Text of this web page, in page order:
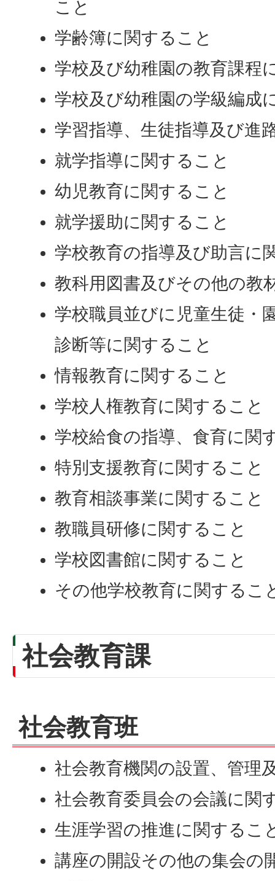
こと
学齢簿に関すること
学校及び幼稚園の教育課程
学校及び幼稚園の学級編成
学習指導、生徒指導及び進
就学指導に関すること
幼児教育に関すること
就学援助に関すること
学校教育の指導及び助言に
教科用図書及びその他の教
学校職員並びに児童生徒・
診断等に関すること
情報教育に関すること
学校人権教育に関すること
学校給食の指導、食育に関
特別支援教育に関すること
教育相談事業に関すること
教職員研修に関すること
学校図書館に関すること
その他学校教育に関するこ
社会教育課
社会教育班
社会教育機関の設置、管理
社会教育委員会の会議に関
生涯学習の推進に関するこ
講座の開設その他の集会の